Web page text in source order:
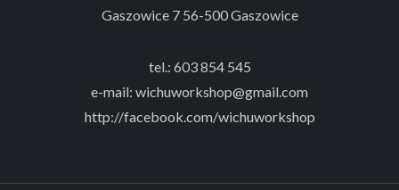
Gaszowice 7 56-500 Gaszowice
tel.: 603 854 545
e-mail: wichuworkshop@gmail.com
http://facebook.com/wichuworkshop